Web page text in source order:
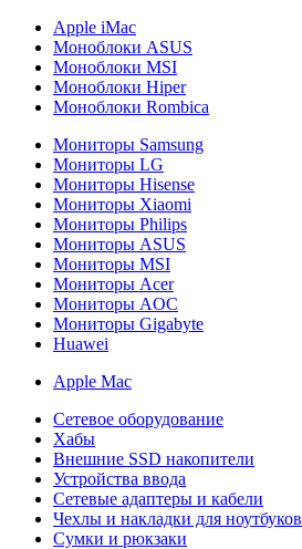
Apple iMac
Моноблоки ASUS
Моноблоки MSI
Моноблоки Hiper
Моноблоки Rombica
Мониторы Samsung
Мониторы LG
Мониторы Hisense
Мониторы Xiaomi
Мониторы Philips
Мониторы ASUS
Мониторы MSI
Мониторы Acer
Мониторы AOC
Мониторы Gigabyte
Huawei
Apple Mac
Сетевое оборудование
Хабы
Внешние SSD накопители
Устройства ввода
Сетевые адаптеры и кабели
Чехлы и накладки для ноутбуков
Сумки и рюкзаки